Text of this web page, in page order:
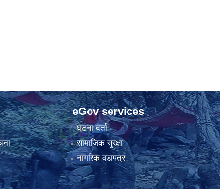
eGov services
घटना दर्ता
सामाजिक सुरक्षा
नागरिक वडापत्र